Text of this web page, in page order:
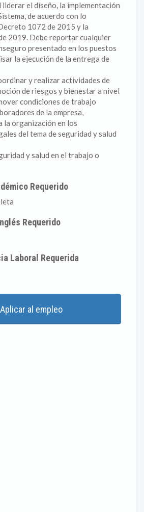
el diseño, la implementación
de acuerdo con lo
1072 de 2015 y la
2019. Debe reportar cualquier
presentado en los puestos
la ejecución de la entrega de
y realizar actividades de
de riesgos y bienestar a nivel
condiciones de trabajo
de la empresa,
la organización en los
del tema de seguridad y salud
y salud en el trabajo o
Requerido
Requerido
Laboral Requerida
al empleo